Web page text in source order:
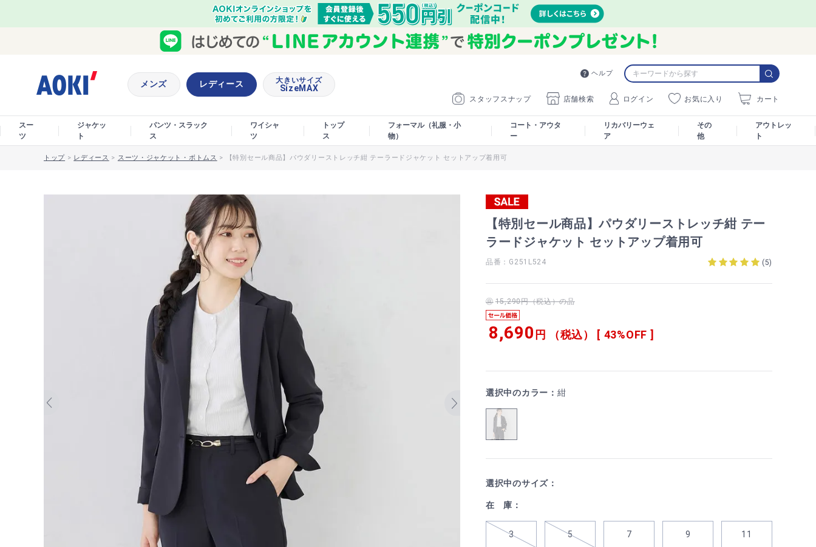
ヘルプ
スタッフスナップ 店舗検索 ログイン お気に入り カート
メンズ レディース 大きいサイズ
SizeMAX
スー
ツ
ジャケッ
ト
パンツ・スラック
ス
ワイシャ
ツ
トップ
ス
フォーマル（礼服・小
物）
コート・アウタ
ー
リカバリーウェ
ア
その
他
アウトレッ
ト
トップ > レディース > スーツ・ジャケット・ボトムス > 【特別セール商品】パウダリーストレッチ紺 テーラードジャケット セットアップ着用可
【特別セール商品】パウダリーストレッチ紺 テー
ラードジャケット セットアップ着用可
品番：G251L524 (5)
15,290円（税込）の品
8,690 円 （税込） [ 43%OFF ]
選択中のカラー： 紺
選択中のサイズ：
在 庫：
3 5 7 9 11